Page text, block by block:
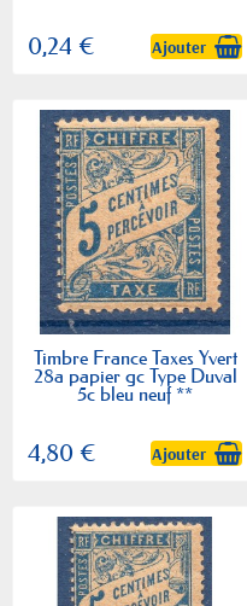
0,24 € Ajouter
Timbre France Taxes Yvert
28a papier gc Type Duval
5c bleu neuf **
4,80 € Ajouter